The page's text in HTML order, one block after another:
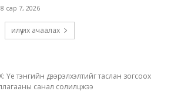
8 сар 7, 2026
илүү их ачаалах